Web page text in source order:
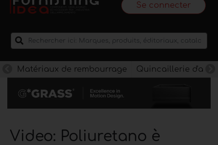
Se connecter
Matériaux de rembourrage Quincaillerie
Video: Poliuretano è